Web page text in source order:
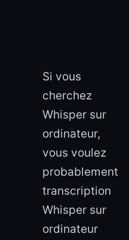
Si vous
cherchez
Whisper sur
ordinateur,
vous voulez
probablement
transcription
Whisper sur
ordinateur